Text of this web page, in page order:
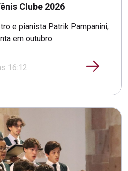
Clube 2026
e pianista Patrik Pampanini,
em outubro
16:12